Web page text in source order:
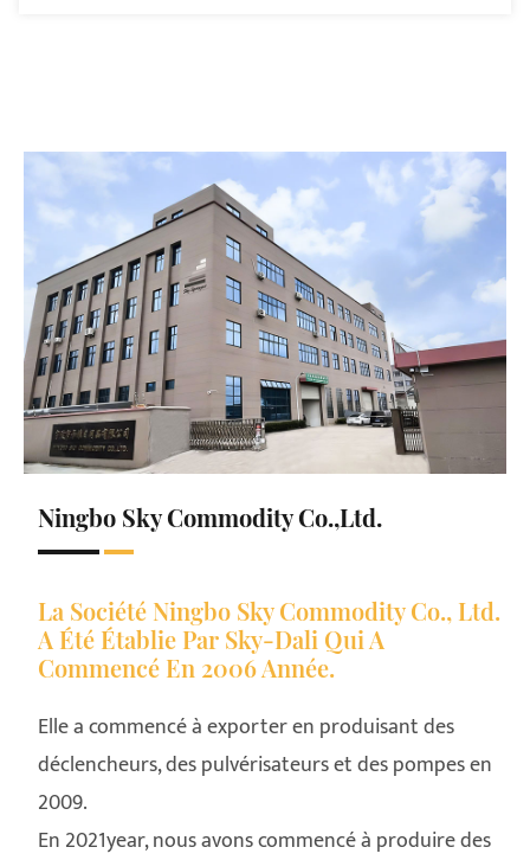
Ningbo Sky Commodity Co.,Ltd.
La Société Ningbo Sky Commodity Co., Ltd.
A Été Établie Par Sky-Dali Qui A
Commencé En 2006 Année.
Elle a commencé à exporter en produisant des
déclencheurs, des pulvérisateurs et des pompes en
2009.
En 2021year, nous avons commencé à produire des